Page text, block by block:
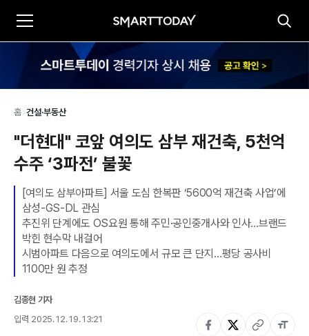
홈>건설·부동산
"더현대" 코앞 여의도 삼부 재건축, 5천억
수주 ‘3파전’ 불꽃
[여의도 삼부아파트] 서울 도심 한복판 ‘5600억 재건축 사업’에
삼성-GS-DL 관심
추진위 단계에도 OS요원 통해 주민·공인중개사와 인사…브랜드
박힌 현수막 내걸어
시범아파트 다음으로 여의도에서 규모 큰 단지…평당 공사비
1100만 원 추정
김종현 기자
입력 2025. 12. 19. 13:21